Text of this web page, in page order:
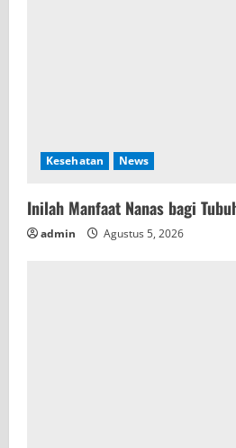
Kesehatan News
Inilah Manfaat Nanas bagi
admin Agustus 5, 2026